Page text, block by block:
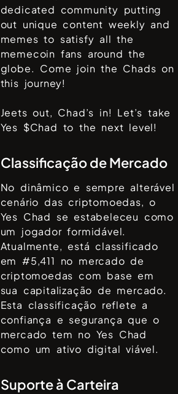
dedicated community putting
out unique content weekly and
memes to satisfy all the
memecoin fans around the
globe. Come join the Chads on
this journey!
Jeets out, Chad’s in! Let’s take
Yes $Chad to the next level!
Classificação de Mercado
No dinâmico e sempre alterável
cenário das criptomoedas, o
Yes Chad se estabeleceu como
um jogador formidável.
Atualmente, está classificado
em #5,411 no mercado de
criptomoedas com base em
sua capitalização de mercado.
Esta classificação reflete a
confiança e segurança que o
mercado tem no Yes Chad
como um ativo digital viável.
Suporte à Carteira